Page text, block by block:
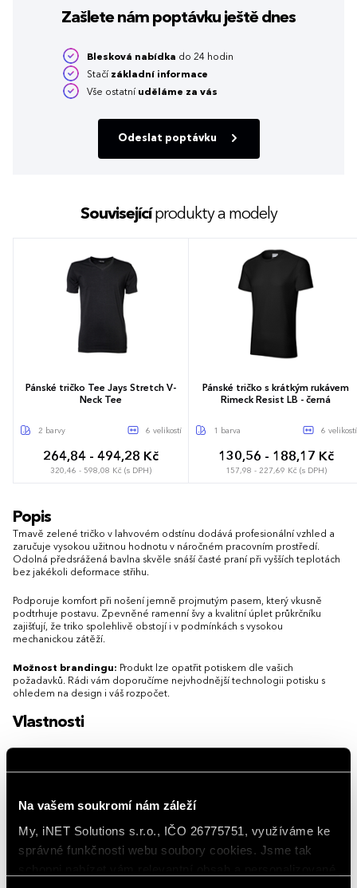
Na vašem soukromí nám záleží
My, iNET Solutions s.r.o., IČO 26775751, využíváme ke
správné funkčnosti webu soubory cookies. Jsme tak
Zašlete nám poptávku ještě dnes
Blesková nabídka do 24 hodin
Stačí základní informace
Vše ostatní uděláme za vás
Odeslat poptávku
Souvisejícíprodukty a modely
Pánské tričko Tee Jays Stretch V-
Neck Tee
2 barvy 6 velikostí
264,84 - 494,28 Kč
320,46 - 598,08 Kč (s DPH)
S
Pánské tričko s krátkým rukávem
Rimeck Resist LB - černá
1 barva 6 velikostí
130,56 - 188,17 Kč
157,98 - 227,69 Kč (s DPH)
Popis
Tmavě zelené tričko v lahvovém odstínu dodává profesionální vzhled a
zaručuje vysokou užitnou hodnotu v náročném pracovním prostředí.
Odolná předsrážená bavlna skvěle snáší časté praní při vyšších teplotách
bez jakékoli deformace střihu.
Podporuje komfort při nošení jemně projmutým pasem, který vkusně
podtrhuje postavu. Zpevněné ramenní švy a kvalitní úplet průkrčníku
zajišťují, že triko spolehlivě obstojí i v podmínkách s vysokou
mechanickou zátěží.
Možnost brandingu: Produkt lze opatřit potiskem dle vašich
požadavků. Rádi vám doporučíme nejvhodnější technologii potisku s
ohledem na design i váš rozpočet.
Vlastnosti
Materiál bavlna 100 %
Rukávy Krátký rukáv